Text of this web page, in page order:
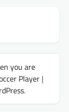
you are
Player |
.